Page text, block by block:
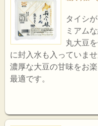
タイシ
ミアム
丸大豆
に封入水も入っていま
濃厚な大豆の甘味をお
最適です。